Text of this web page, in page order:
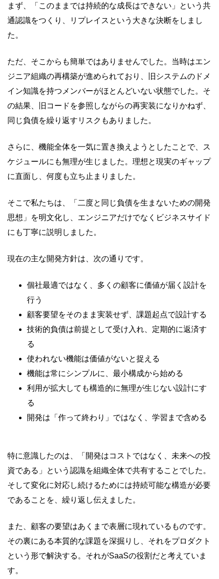
まず、「このままでは持続的な成長はできない」という共
通認識をつくり、リプレイスという大きな決断をしまし
た。
ただ、そこからも簡単ではありませんでした。当時はエン
ジニア組織の再構築が進められており、旧システムのドメ
イン知識を持つメンバーがほとんどいない状態でした。そ
の結果、旧コードを参照しながらの再実装になりかねず、
同じ負債を繰り返すリスクもありました。
さらに、機能全体を一気に置き換えようとしたことで、ス
ケジュールにも無理が生じました。理想と現実のギャップ
に直面し、何度も立ち止まりました。
そこで私たちは、「二度と同じ負債を生まないための開発
思想」を明文化し、エンジニアだけでなくビジネスサイド
にも丁寧に説明しました。
現在の主な開発方針は、次の通りです。
個社最適ではなく、多くの顧客に価値が届く設計を
行う
顧客要望をそのまま実装せず、課題起点で設計する
技術的負債は前提として受け入れ、定期的に返済す
る
使われない機能は価値がないと捉える
機能は常にシンプルに、最小構成から始める
利用が拡大しても構造的に無理が生じない設計にす
る
開発は「作って終わり」ではなく、学習まで含める
特に意識したのは、「開発はコストではなく、未来への投
資である」という認識を組織全体で共有することでした。
そして変化に対応し続けるためには持続可能な構造が必要
であることを、繰り返し伝えました。
また、顧客の要望はあくまで表層に現れているものです。
その裏にある本質的な課題を深掘りし、それをプロダクト
という形で解決する。それがSaaSの役割だと考えていま
す。